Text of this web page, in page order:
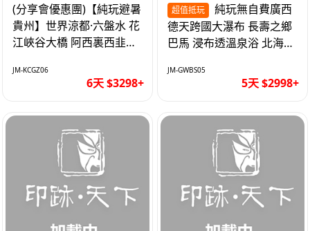
(分享會優惠團)【純玩避暑
貴州】世界涼都·六盤水 花
江峽谷大橋 阿西裏西韭菜
JM-KCGZ06
6天 $3298+
超值抵玩
德天跨國大瀑布 長壽之鄉
巴馬 浸布透溫泉浴 北海銀
JM-GWBS05
5天 $2998+